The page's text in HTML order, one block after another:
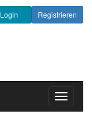
Registrieren
Login
ein-/